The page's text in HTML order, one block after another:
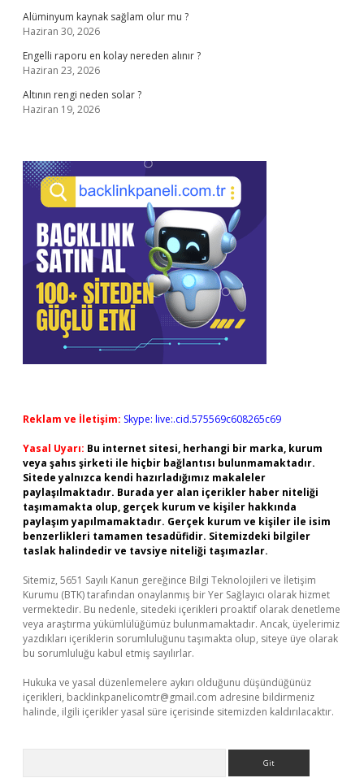
Alüminyum kaynak sağlam olur mu ?
Haziran 30, 2026
Engelli raporu en kolay nereden alınır ?
Haziran 23, 2026
Altının rengi neden solar ?
Haziran 19, 2026
Reklam ve İletişim: Skype: live:.cid.575569c608265c69
Yasal Uyarı: Bu internet sitesi, herhangi bir marka, kurum
veya şahıs şirketi ile hiçbir bağlantısı bulunmamaktadır.
Sitede yalnızca kendi hazırladığımız makaleler
paylaşılmaktadır. Burada yer alan içerikler haber niteliği
taşımamakta olup, gerçek kurum ve kişiler hakkında
paylaşım yapılmamaktadır. Gerçek kurum ve kişiler ile isim
benzerlikleri tamamen tesadüfidir. Sitemizdeki bilgiler
taslak halindedir ve tavsiye niteliği taşımazlar.
Sitemiz, 5651 Sayılı Kanun gereğince Bilgi Teknolojileri ve İletişim
Kurumu (BTK) tarafından onaylanmış bir Yer Sağlayıcı olarak hizmet
vermektedir. Bu nedenle, sitedeki içerikleri proaktif olarak denetleme
veya araştırma yükümlülüğümüz bulunmamaktadır. Ancak, üyelerimiz
yazdıkları içeriklerin sorumluluğunu taşımakta olup, siteye üye olarak
bu sorumluluğu kabul etmiş sayılırlar.
Hukuka ve yasal düzenlemelere aykırı olduğunu düşündüğünüz
içerikleri, backlinkpanelicomtr@gmail.com adresine bildirmeniz
halinde, ilgili içerikler yasal süre içerisinde sitemizden kaldırılacaktır.